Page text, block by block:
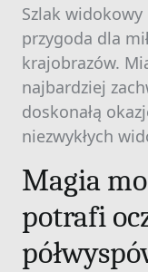
Szlak widokowy
przygoda dla
krajobrazów.
najbardziej
doskonałą
niezwykłych
Magia
potrafi